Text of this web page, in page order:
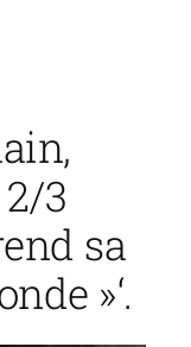
2/3
sa
»‘.